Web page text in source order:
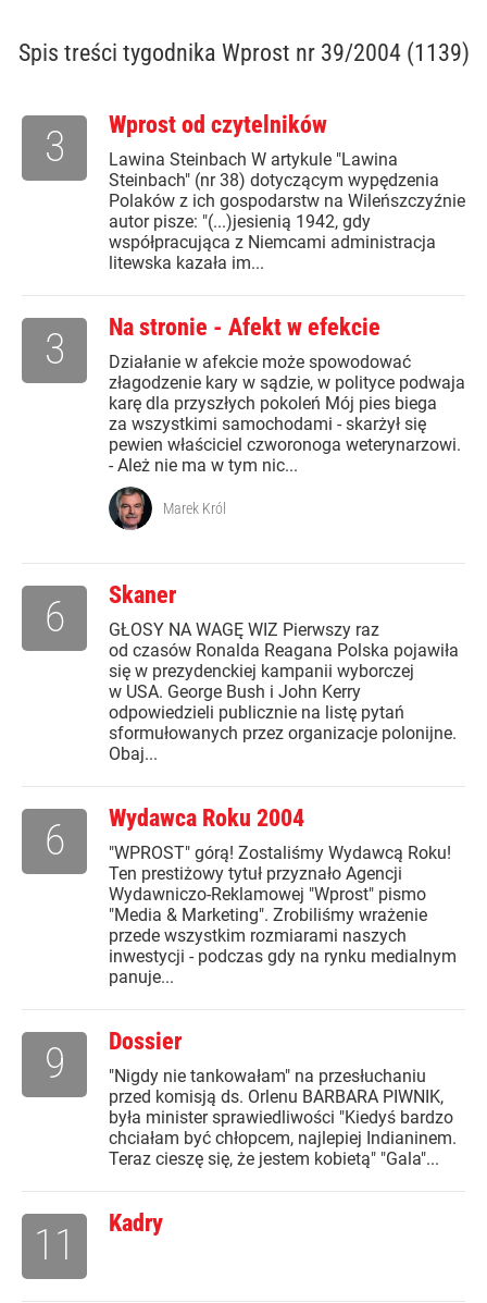
Spis treści tygodnika Wprost nr 39/2004 (1139)
Wprost od czytelników
Lawina Steinbach W artykule "Lawina
Steinbach" (nr 38) dotyczącym wypędzenia
Polaków z ich gospodarstw na Wileńszczyźnie
autor pisze: "(...)jesienią 1942, gdy
współpracująca z Niemcami administracja
litewska kazała im...
3
Na stronie - Afekt w efekcie
Działanie w afekcie może spowodować
złagodzenie kary w sądzie, w polityce podwaja
karę dla przyszłych pokoleń Mój pies biega
za wszystkimi samochodami - skarżył się
pewien właściciel czworonoga weterynarzowi.
- Ależ nie ma w tym nic...
3
Marek Król
Skaner
GŁOSY NA WAGĘ WIZ Pierwszy raz
od czasów Ronalda Reagana Polska pojawiła
się w prezydenckiej kampanii wyborczej
w USA. George Bush i John Kerry
odpowiedzieli publicznie na listę pytań
sformułowanych przez organizacje polonijne.
Obaj...
6
Wydawca Roku 2004
"WPROST" górą! Zostaliśmy Wydawcą Roku!
Ten prestiżowy tytuł przyznało Agencji
Wydawniczo-Reklamowej "Wprost" pismo
"Media & Marketing". Zrobiliśmy wrażenie
przede wszystkim rozmiarami naszych
inwestycji - podczas gdy na rynku medialnym
panuje...
6
Dossier
"Nigdy nie tankowałam" na przesłuchaniu
przed komisją ds. Orlenu BARBARA PIWNIK,
była minister sprawiedliwości "Kiedyś bardzo
chciałam być chłopcem, najlepiej Indianinem.
Teraz cieszę się, że jestem kobietą" "Gala"...
9
Kadry
11